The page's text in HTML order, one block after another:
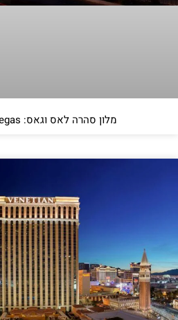
מלון סהרה לאס וגאס: SAHARA Las Vegas